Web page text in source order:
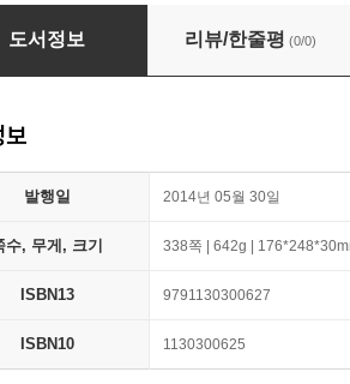
국가 방첩
도서정보 리뷰/한줄평 (0/0)
보
발행일 2014년 05월 30일
수, 무게, 크기 338쪽 | 642g |
ISBN13 9791130300627
ISBN10 1130300625